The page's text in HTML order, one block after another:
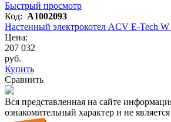
Быстрый просмотр
Код: A1002093
Настенный электрокотел ACV E-Tech
Цена:
207 032
руб.
Купить
Сравнить
Вся представленная на сайте
ознакомительный характер и не